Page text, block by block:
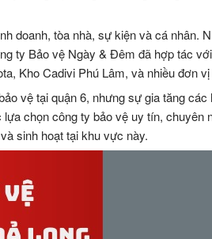
doanh, tòa nhà, sự kiện và cá nhân.
ty Bảo vệ Ngày & Đêm đã hợp tác
Kho Cadivi Phú Lâm, và nhiều đơn
vệ tại quận 6, nhưng sự gia tăng các
chọn công ty bảo vệ uy tín, chuyên
sinh hoạt tại khu vực này.